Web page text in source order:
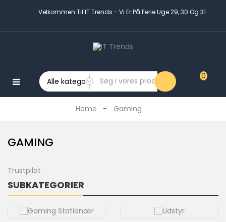
Velkommen Til IT Trends - Vi Er På Ferie Uge 29, 30 Og 31
0
MENU
Udstyr
Og
Tablet
Tilbehør
Gaming
Home Gaming
GAMING
Trustpilot
SUBKATEGORIER